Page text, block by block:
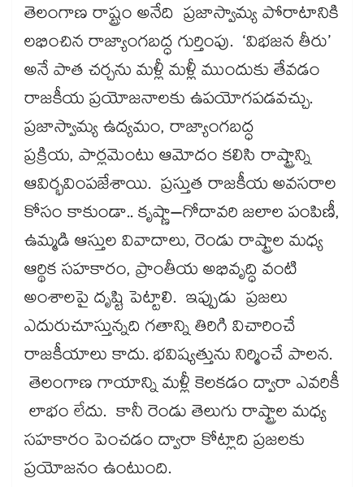
తెలంగాణ రాష్ట్రం అనేది ప్రజాస్వామ్య పోరాటానికి
లభించిన రాజ్యాంగబద్ధ గుర్తింపు. ‘విభజన తీరు’
అనే పాత చర్చను మళ్లీ మళ్లీ ముందుకు తేవడం
రాజకీయ ప్రయోజనాలకు ఉపయోగపడవచ్చు.
ప్రజాస్వామ్య ఉద్యమం, రాజ్యాంగబద్ధ
ప్రక్రియ, పార్లమెంటు ఆమోదం కలిసి రాష్ట్రాన్ని
ఆవిర్భవింపజేశాయి. ప్రస్తుత రాజకీయ అవసరాల
కోసం కాకుండా.. కృష్ణా–గోదావరి జలాల పంపిణీ,
ఉమ్మడి ఆస్తుల వివాదాలు, రెండు రాష్ట్రాల మధ్య
ఆర్థిక సహకారం, ప్రాంతీయ అభివృద్ధి వంటి
అంశాలపై దృష్టి పెట్టాలి. ఇప్పుడు ప్రజలు
ఎదురుచూస్తున్నది గతాన్ని తిరిగి విచారించే
రాజకీయాలు కాదు. భవిష్యత్తును నిర్మించే పాలన.
తెలంగాణ గాయాన్ని మళ్లీ కెలకడం ద్వారా ఎవరికీ
లాభం లేదు. కానీ రెండు తెలుగు రాష్ట్రాల మధ్య
సహకారం పెంచడం ద్వారా కోట్లాది ప్రజలకు
ప్రయోజనం ఉంటుంది.